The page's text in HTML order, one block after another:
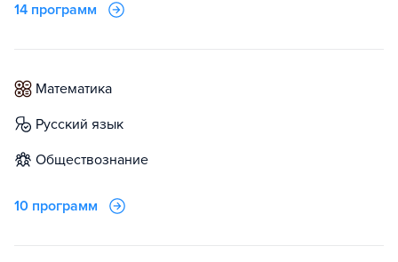
14 программ
математика
русский язык
обществознание
10 программ